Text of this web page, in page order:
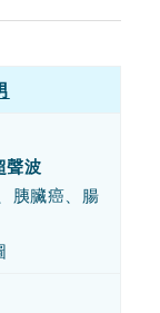
聲波
胰臟癌、腸